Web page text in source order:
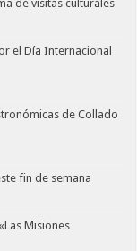
de visitas culturales
el Día Internacional
de Collado
fin de semana
Misiones